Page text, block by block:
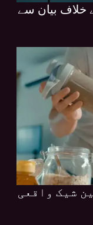
بیان سے
شیک واقعی